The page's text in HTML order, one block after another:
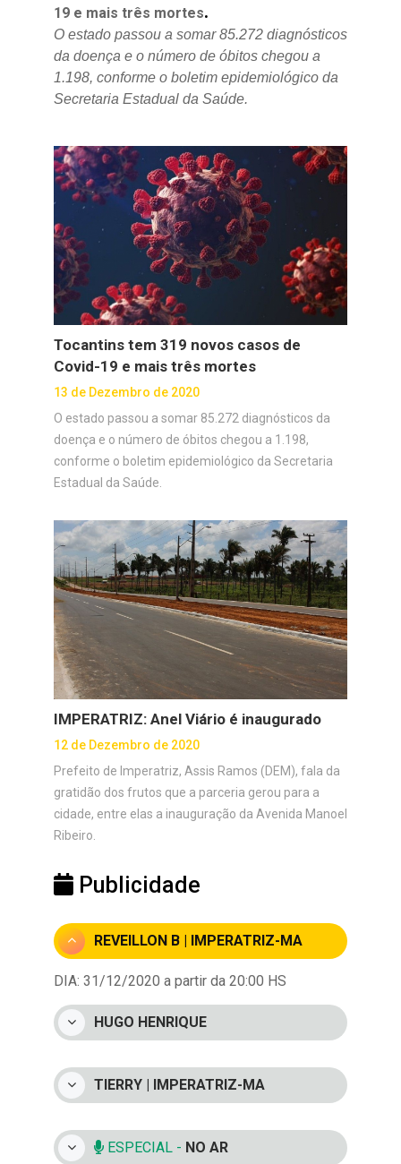
19 e mais três mortes.
O estado passou a somar 85.272 diagnósticos
da doença e o número de óbitos chegou a
1.198, conforme o boletim epidemiológico da
Secretaria Estadual da Saúde.
Tocantins tem 319 novos casos de
Covid-19 e mais três mortes
13 de Dezembro de 2020
O estado passou a somar 85.272 diagnósticos da
doença e o número de óbitos chegou a 1.198,
conforme o boletim epidemiológico da Secretaria
Estadual da Saúde.
IMPERATRIZ: Anel Viário é inaugurado
12 de Dezembro de 2020
Prefeito de Imperatriz, Assis Ramos (DEM), fala da
gratidão dos frutos que a parceria gerou para a
cidade, entre elas a inauguração da Avenida Manoel
Ribeiro.
Publicidade
REVEILLON B | IMPERATRIZ-MA
DIA: 31/12/2020 a partir da 20:00 HS
HUGO HENRIQUE
TIERRY | IMPERATRIZ-MA
ESPECIAL - NO AR